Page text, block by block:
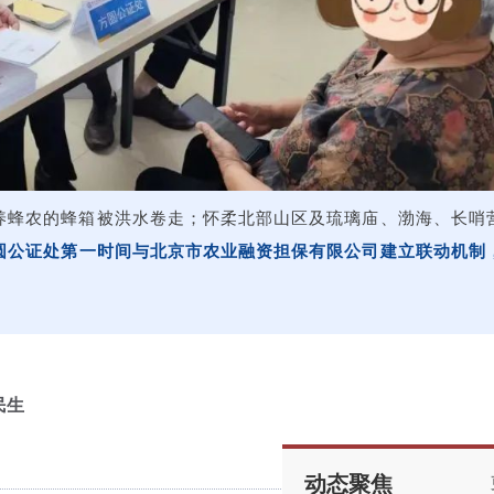
农的蜂箱被洪水卷走；怀柔北部山区及琉璃庙、渤海、长哨
公证处第一时间与北京市农业融资担保有限公司建立联动机制
生
动态聚焦